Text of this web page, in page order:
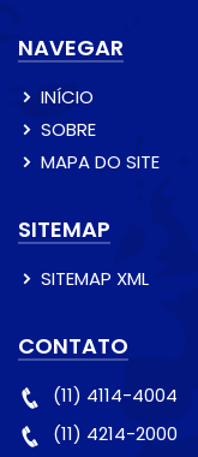
NAVEGAR
INÍCIO
SOBRE
MAPA DO SITE
SITEMAP
SITEMAP XML
CONTATO
(11) 4114-4004
(11) 4214-2000